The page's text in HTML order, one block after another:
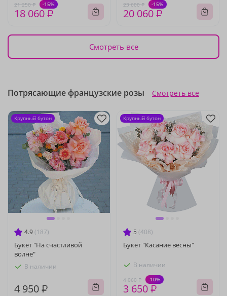
21 250 ₽ -15%
18 060 ₽
23 600 ₽ -15%
20 060 ₽
Смотреть все
Потрясающие французские розы Смотреть все
4.9 (187)
Букет "На счастливой
волне"
В наличии
4 950 ₽
Крупный бутон
5 (408)
Букет "Касание весны"
В наличии
4 060 ₽ -10%
3 650 ₽
Крупный бутон